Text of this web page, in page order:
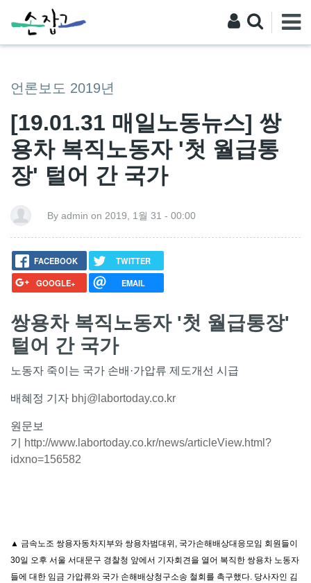
언론보도 2019년
[19.01.31 매일노동뉴스] 쌍
용차 복직노동자 '첫 월급통
장' 털어 간 국가
By admin on 2019, 1월 31 - 00:00
FACEBOOK
TWITTER
GOOGLE+
EMAIL
쌍용차 복직노동자 '첫 월급통장'
털어 간 국가
노동자 죽이는 국가 손배·가압류 제도개선 시급
배혜정 기자 bhj@labortoday.co.kr
원문보
기
http://www.labortoday.co.kr/news/articleView.html?
idxno=156582
▲ 금속노조 쌍용자동차지부와 쌍용차범대위, 국가손해배상대응모임 회원들이
30일 오후 서울 서대문구 경찰청 앞에서 기자회견을 열어 복직한 쌍용차 노동자
들에 대한 임금 가압류와 국가 손해배상청구소송 철회를 촉구했다. 당사자인 김